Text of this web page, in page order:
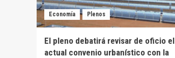
Economía Plenos
El pleno debatirá revisar de oficio el
actual convenio urbanístico con la